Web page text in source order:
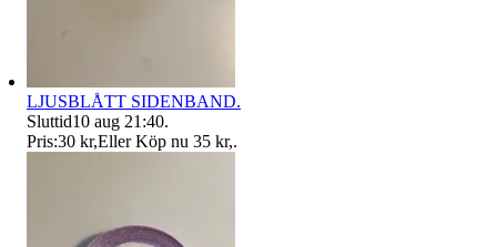
LJUSBLÅTT SIDENBAND.
Sluttid10 aug 21:40.
Pris:30 kr,Eller Köp nu 35 kr,.